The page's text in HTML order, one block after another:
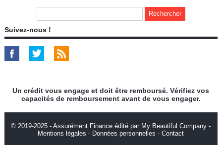
Suivez-nous !
Un crédit vous engage et doit être remboursé. Vérifiez vos
capacités de remboursement avant de vous engager.
© 2019-2025 - Assurément Finance édité par My Beautiful Company -
Mentions légales - Données personnelles -Contact